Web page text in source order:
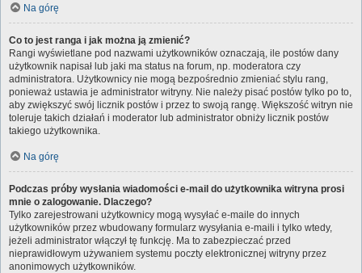
Na górę
Co to jest ranga i jak można ją zmienić?
Rangi wyświetlane pod nazwami użytkowników oznaczają, ile postów dany
użytkownik napisał lub jaki ma status na forum, np. moderatora czy
administratora. Użytkownicy nie mogą bezpośrednio zmieniać stylu rang,
ponieważ ustawia je administrator witryny. Nie należy pisać postów tylko po to,
aby zwiększyć swój licznik postów i przez to swoją rangę. Większość witryn nie
toleruje takich działań i moderator lub administrator obniży licznik postów
takiego użytkownika.
Na górę
Podczas próby wysłania wiadomości e-mail do użytkownika witryna prosi
mnie o zalogowanie. Dlaczego?
Tylko zarejestrowani użytkownicy mogą wysyłać e-maile do innych
użytkowników przez wbudowany formularz wysyłania e-maili i tylko wtedy,
jeżeli administrator włączył tę funkcję. Ma to zabezpieczać przed
nieprawidłowym używaniem systemu poczty elektronicznej witryny przez
anonimowych użytkowników.